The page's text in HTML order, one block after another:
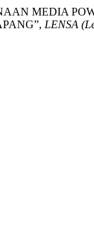
MEDIA
LENSA